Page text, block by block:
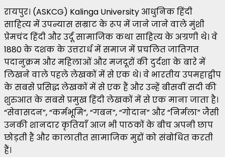
रायपुर। (ASKCG) Kalinga University आधुनिक हिंदी
साहित्य में उपन्यास सम्राट के रूप में जाने जाने वाले मुंशी
प्रेमचंद हिंदी और उर्दू सामाजिक कथा साहित्य के अग्रणी थे। वे
1880 के दशक के उत्तरार्ध में समाज में प्रचलित जातिगत
पदानुक्रम और महिलाओं और मजदूरों की दुर्दशा के बारे में
लिखने वाले पहले लेखकों में से एक थे। वे भारतीय उपमहाद्वीप
के सबसे प्रसिद्ध लेखकों में से एक हैं और उन्हें बीसवीं सदी की
शुरुआत के सबसे प्रमुख हिंदी लेखकों में से एक माना जाता है।
“सेवासदन”, “कर्मभूमि”, “गबन”, “गोदान” और “निर्मला” जैसी
उनकी शानदार कृतियाँ आज भी पाठकों के बीच अपनी छाप
छोड़ती हैं और कालातीत सामाजिक मुद्दों को संबोधित करती
हैं।